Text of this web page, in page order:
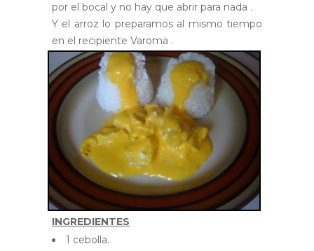
por el bocal y no hay que abrir para nada .
Y el arroz lo preparamos al mismo tiempo
en el recipiente Varoma .
INGREDIENTES
1 cebolla.